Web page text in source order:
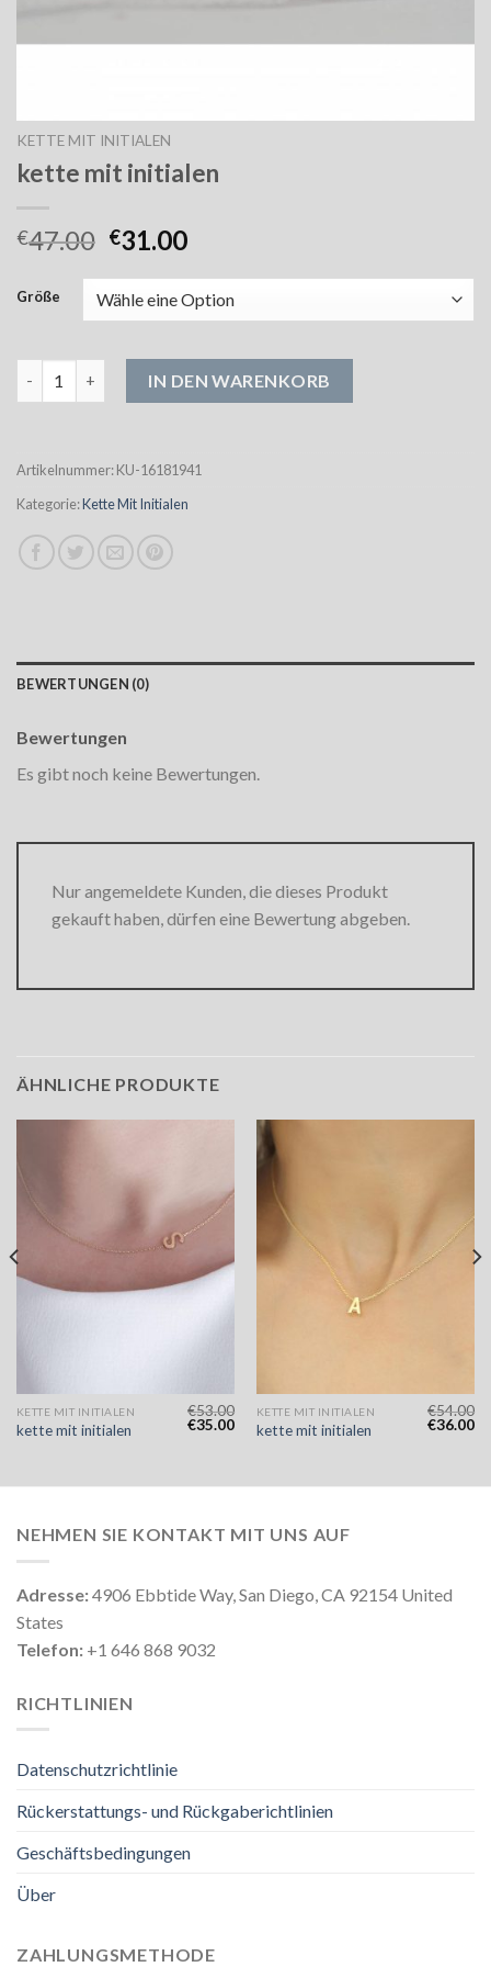
KETTE MIT INITIALEN
kette mit initialen
€47.00 €31.00
Größe
IN DEN WARENKORB
Artikelnummer:KU-16181941
Kategorie:Kette Mit Initialen
BEWERTUNGEN (0)
Bewertungen
Es gibt noch keine Bewertungen.
Nur angemeldete Kunden, die dieses Produkt
gekauft haben, dürfen eine Bewertung abgeben.
ÄHNLICHE PRODUKTE
KETTE MIT INITIALEN
kette mit initialen
€53.00
€35.00
KETTE MIT INITIALEN
kette mit initialen
€54.00
€36.00
NEHMEN SIE KONTAKT MIT UNS AUF
Adresse:4906 Ebbtide Way, San Diego, CA 92154 United
States
Telefon: +1 646 868 9032
RICHTLINIEN
Datenschutzrichtlinie
Rückerstattungs- und Rückgaberichtlinien
Geschäftsbedingungen
Über
ZAHLUNGSMETHODE